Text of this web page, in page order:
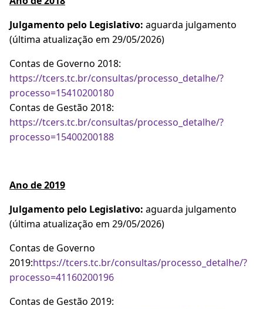
Julgamento pelo Legislativo: aguarda julgamento
(última atualização em 29/05/2026)
Contas de Governo 2018:
https://tcers.tc.br/consultas/processo_detalhe/?
processo=15410200180
Contas de Gestão 2018:
https://tcers.tc.br/consultas/processo_detalhe/?
processo=15400200188
Ano de 2019
Julgamento pelo Legislativo: aguarda julgamento
(última atualização em 29/05/2026)
Contas de Governo
2019:https://tcers.tc.br/consultas/processo_detalhe/?
processo=41160200196
Contas de Gestão 2019: